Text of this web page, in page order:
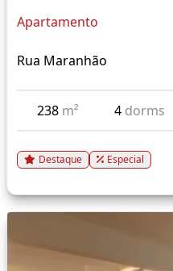
Apartamento
Rua Maranhão
238 m² 4 dorms
Destaque Especial